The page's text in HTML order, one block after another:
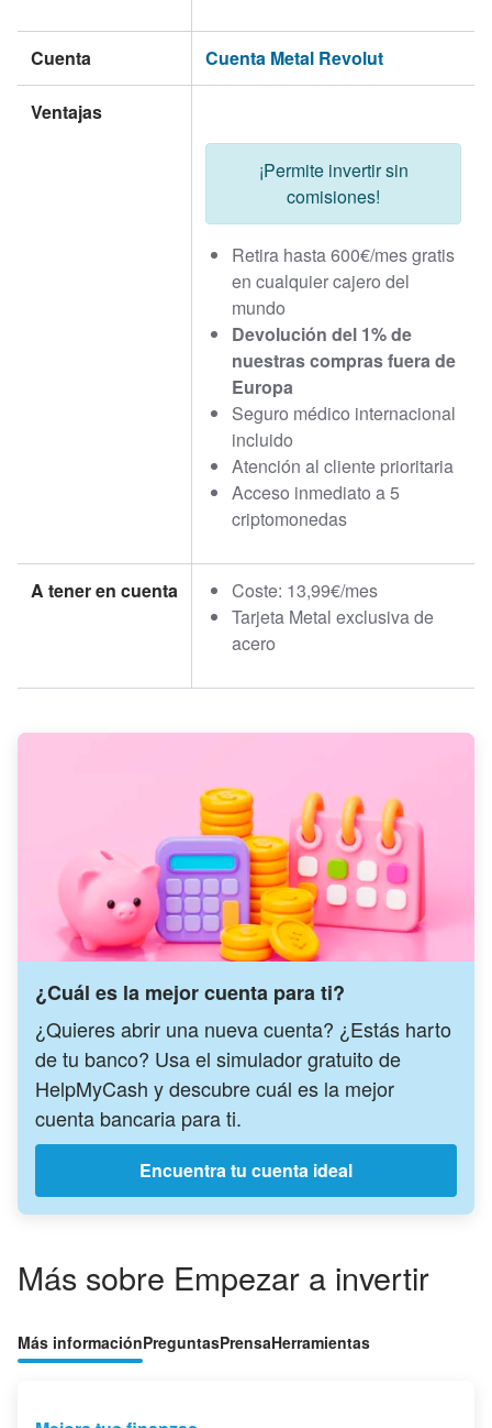
Cuenta Cuenta Metal Revolut
Ventajas
¡Permite invertir sin
comisiones!
Retira hasta 600€/mes gratis
en cualquier cajero del
mundo
Devolución del 1% de
nuestras compras fuera de
Europa
Seguro médico internacional
incluido
Atención al cliente prioritaria
Acceso inmediato a 5
criptomonedas
A tener en cuenta
Coste: 13,99€/mes
Tarjeta Metal exclusiva de
acero
¿Cuál es la mejor cuenta para ti?
¿Quieres abrir una nueva cuenta? ¿Estás harto
de tu banco? Usa el simulador gratuito de
HelpMyCash y descubre cuál es la mejor
cuenta bancaria para ti.
Encuentra tu cuenta ideal
Más sobre Empezar a invertir
Más informaciónPreguntasPrensaHerramientas